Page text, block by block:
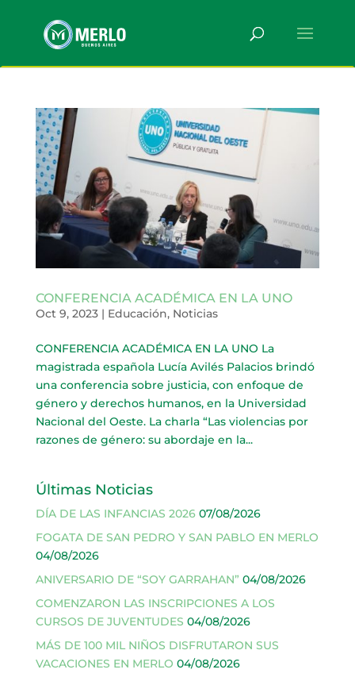
CONFERENCIA ACADÉMICA EN LA UNO
Oct 9, 2023| Educación, Noticias
CONFERENCIA ACADÉMICA EN LA UNO La
magistrada española Lucía Avilés Palacios brindó
una conferencia sobre justicia, con enfoque de
género y derechos humanos, en la Universidad
Nacional del Oeste. La charla “Las violencias por
razones de género: su abordaje en la...
Últimas Noticias
DÍA DE LAS INFANCIAS 2026 07/08/2026
FOGATA DE SAN PEDRO Y SAN PABLO EN MERLO
04/08/2026
ANIVERSARIO DE “SOY GARRAHAN” 04/08/2026
COMENZARON LAS INSCRIPCIONES A LOS
CURSOS DE JUVENTUDES 04/08/2026
MÁS DE 100 MIL NIÑOS DISFRUTARON SUS
VACACIONES EN MERLO 04/08/2026